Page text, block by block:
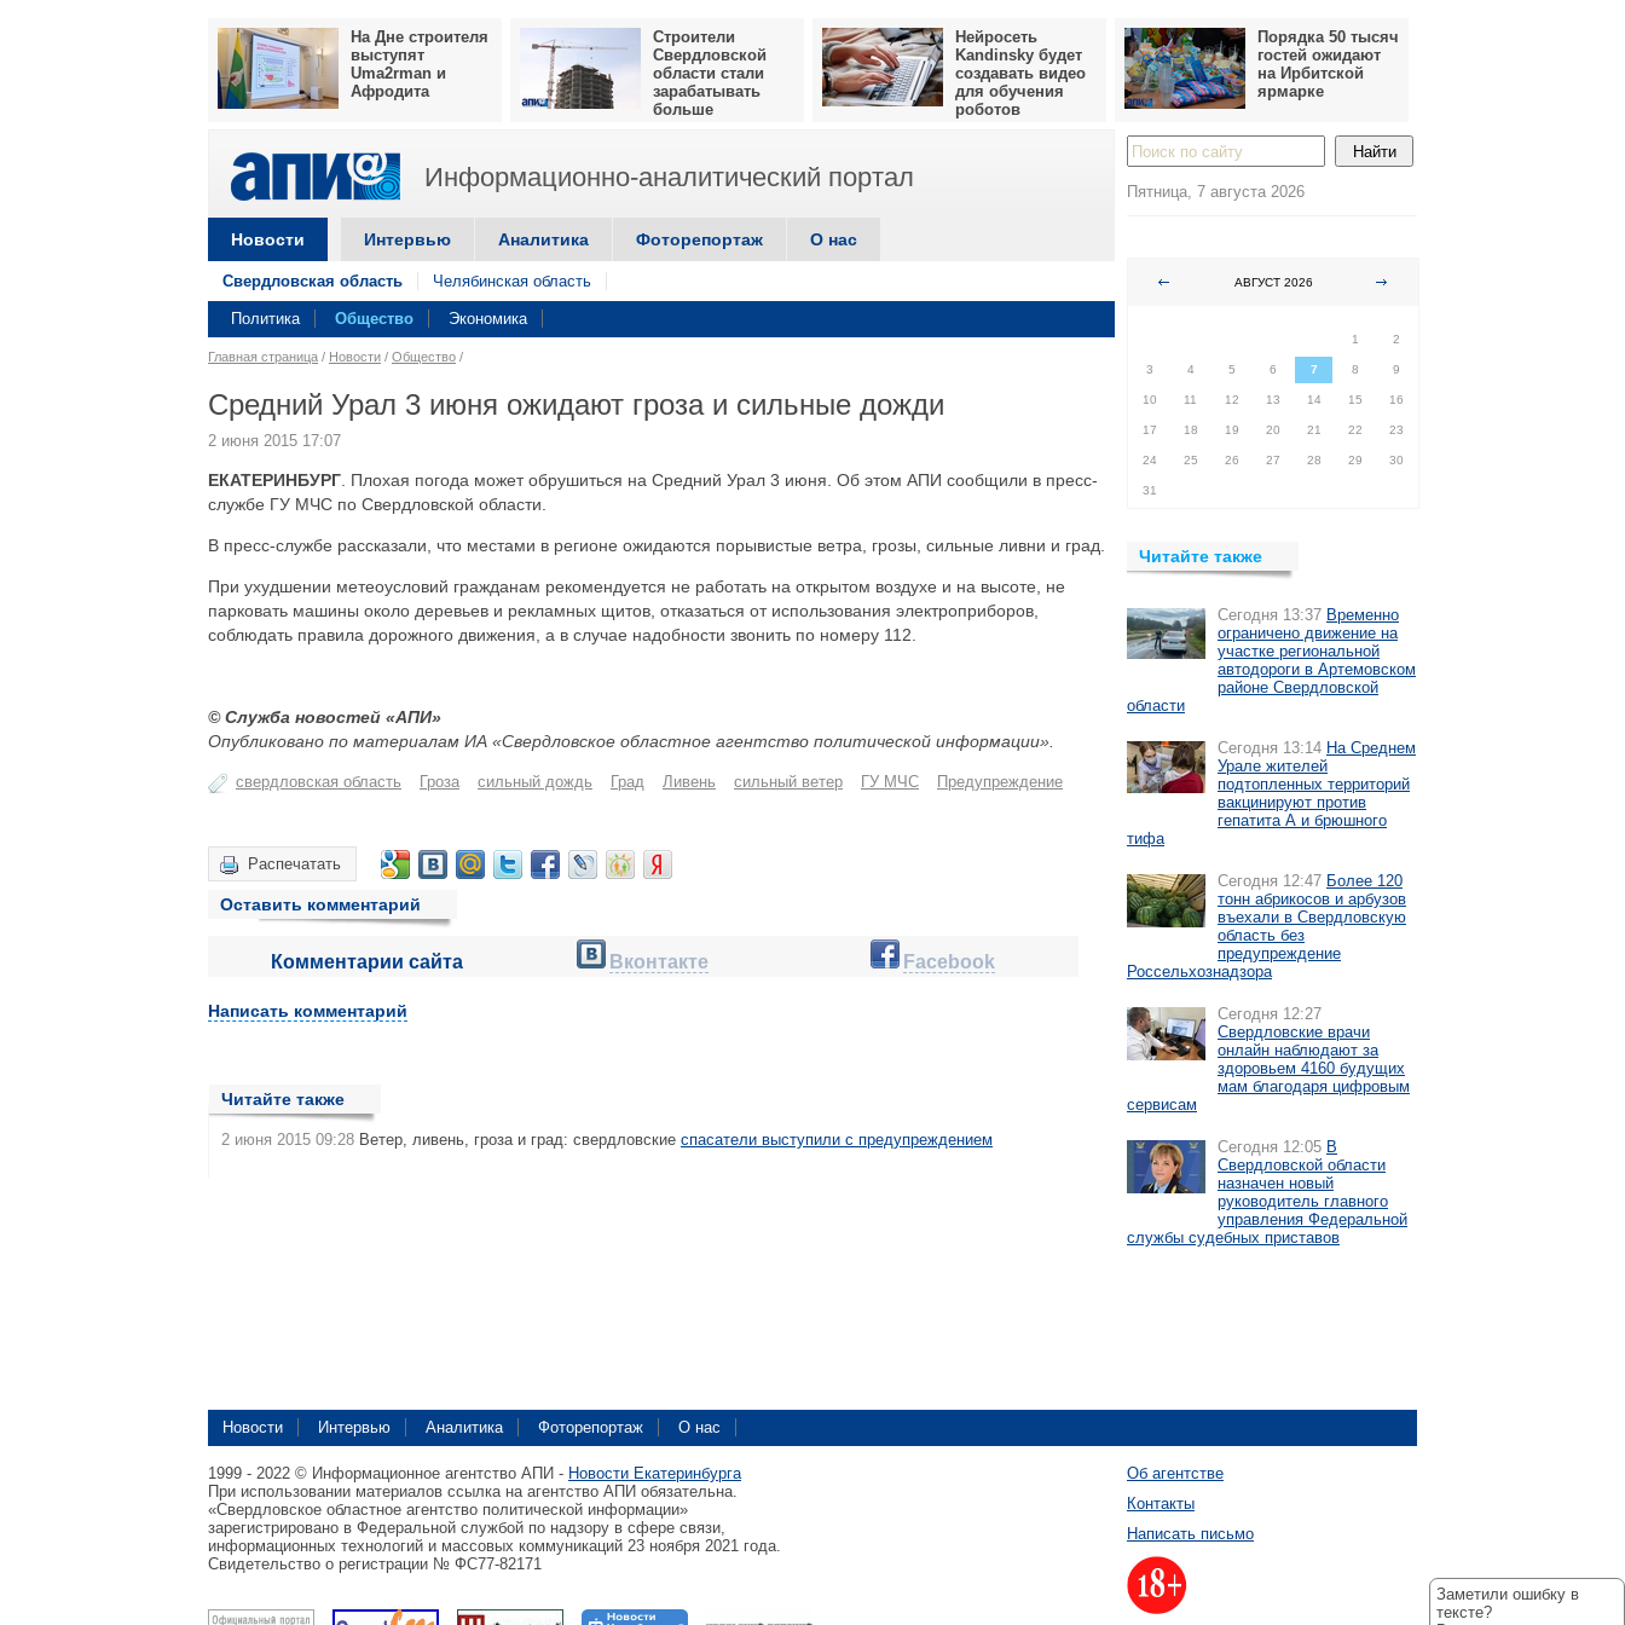
На Дне строителя
выступят
Uma2rman и
Афродита
Строители
Свердловской
области стали
зарабатывать
больше
Нейросеть
Kandinsky будет
создавать видео
для обучения
роботов
Порядка 50 тысяч
гостей ожидают
на Ирбитской
ярмарке
Информационно-аналитический портал
Новости Интервью Аналитика Фоторепортаж О нас
Свердловская область Челябинская область
Политика Общество Экономика
Главная страница / Новости / Общество /
Средний Урал 3 июня ожидают гроза и сильные дожди
2 июня 2015 17:07
ЕКАТЕРИНБУРГ . Плохая погода может обрушиться на Средний Урал 3 июня. Об этом АПИ сообщили в пресс-
службе ГУ МЧС по Свердловской области.
В пресс-службе рассказали, что местами в регионе ожидаются порывистые ветра, грозы, сильные ливни и град.
При ухудшении метеоусловий гражданам рекомендуется не работать на открытом воздухе и на высоте, не
парковать машины около деревьев и рекламных щитов, отказаться от использования электроприборов,
соблюдать правила дорожного движения, а в случае надобности звонить по номеру 112.
© Служба новостей «АПИ»
Опубликовано по материалам ИА «Свердловское областное агентство политической информации».
свердловская область Гроза сильный дождь Град Ливень сильный ветер ГУ МЧС Предупреждение
Распечатать
Оставить комментарий
Комментарии сайта Вконтакте Facebook
Написать комментарий
Читайте также
2 июня 2015 09:28 Ветер, ливень, гроза и град: свердловские спасатели выступили с предупреждением
Пятница, 7 августа 2026
АВГУСТ 2026
1
2
3 4 5 6 7 8 9
10 11 12 13 14 15 16
17 18 19 20 21 22 23
24 25 26 27 28 29 30
31
Читайте также
Сегодня 13:37 Временно
ограничено движение на
участке региональной
автодороги в Артемовском
районе Свердловской
области
Сегодня 13:14 На Среднем
Урале жителей
подтопленных территорий
вакцинируют против
гепатита А и брюшного
тифа
Сегодня 12:47 Более 120
тонн абрикосов и арбузов
въехали в Свердловскую
область без
предупреждение
Россельхознадзора
Сегодня 12:27
Свердловские врачи
онлайн наблюдают за
здоровьем 4160 будущих
мам благодаря цифровым
сервисам
Сегодня 12:05 В
Свердловской области
назначен новый
руководитель главного
управления Федеральной
службы судебных приставов
Новости Интервью Аналитика Фоторепортаж О нас
1999 - 2022 © Информационное агентство АПИ - Новости Екатеринбурга
При использовании материалов ссылка на агентство АПИ обязательна.
«Свердловское областное агентство политической информации»
зарегистрировано в Федеральной службой по надзору в сфере связи,
информационных технологий и массовых коммуникаций 23 ноября 2021 года.
Свидетельство о регистрации № ФС77-82171
Об агентстве
Контакты
Написать письмо
Заметили ошибку в
тексте?